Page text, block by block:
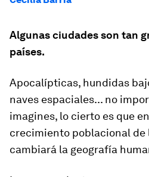
Algunas ciudades son tan
países.
Apocalípticas, hundidas
naves espaciales... no
imagines, lo cierto es que
crecimiento poblacional de
cambiará la geografía